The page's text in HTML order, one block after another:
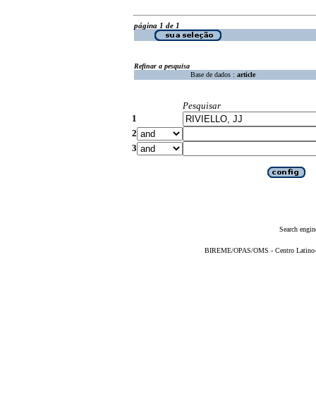
página 1 de 1
Refinar a pesquisa
Base de dados : article
Pesquisar
1
2
3
Search
BIREME/OPAS/OMS - Centro Latino-